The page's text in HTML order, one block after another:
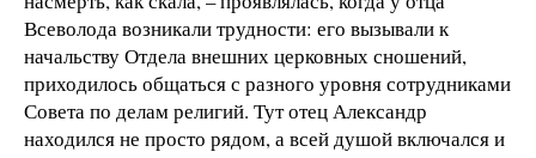
Всеволода возникали трудности: его вызывали к
начальству Отдела внешних церковных сношений,
приходилось общаться с разного уровня сотрудниками
Совета по делам религий. Тут отец Александр
находился не просто рядом, а всей душой включался и